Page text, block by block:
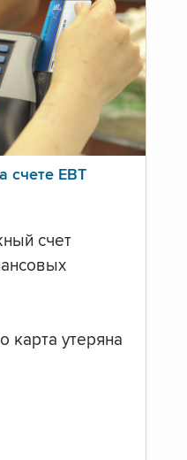
счете ЕВТ
счет
карта утеряна